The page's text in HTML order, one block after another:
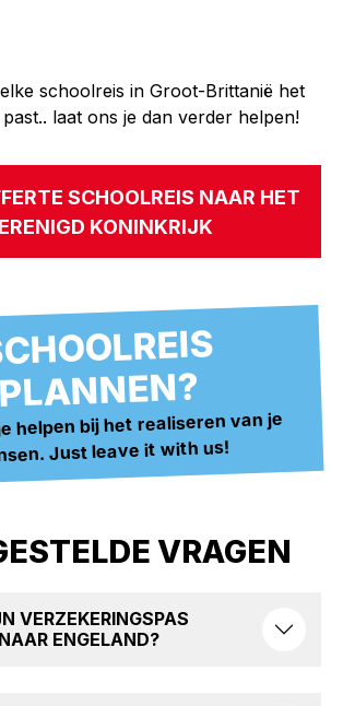
schoolreis in Groot-Brittanië het
laat ons je dan verder helpen!
SCHOOLREIS NAAR HET
KONINKRIJK
PLANNEN?
helpen bij het realiseren van je
Just leave it with us!
VRAGEN
VERZEKERINGSPAS
ENGELAND?